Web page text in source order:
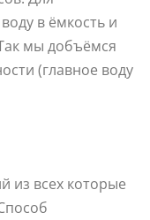
в ёмкость и
мы добъёмся
(главное воду
из всех которые